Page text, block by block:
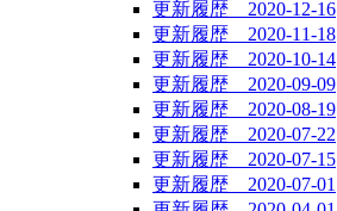
更新履歴 2020-12-16
更新履歴 2020-11-18
更新履歴 2020-10-14
更新履歴 2020-09-09
更新履歴 2020-08-19
更新履歴 2020-07-22
更新履歴 2020-07-15
更新履歴 2020-07-01